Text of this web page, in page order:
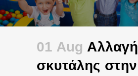
01 Aug Αλλαγή
σκυτάλης στην